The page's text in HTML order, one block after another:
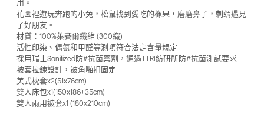
用。
花園裡遊玩奔跑的小兔，松鼠找到愛吃的橡果，磨磨鼻子，刺蝟遇見
了好朋友。
材質：100%萊賽爾纖維 (300織)
活性印染、偶氮和甲醛等測項符合法定含量規定
採用瑞士Sanitized防#抗菌藥劑，通過TTRI紡研所防#抗菌測試要求
被套拉鍊設計，被角啪扣固定
美式枕套x2(51x76cm)
雙人床包x1(150x186+35cm)
雙人兩用被套x1 (180x210cm)